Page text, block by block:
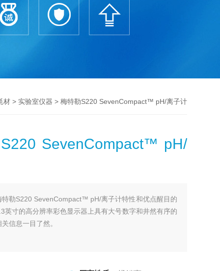
材> 实验室仪器 > 梅特勒S220 SevenCompact™ pH/离子计
SevenCompact™ pH/
特勒S220 SevenCompact™ pH/离子计特性和优点醒目的
英寸的高分辨率彩色显示器上具有大号数字和井然有序的
信息一目了然。